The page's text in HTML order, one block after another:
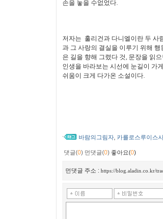
손을 놓을 수없었다.
저자는 훌리건과 다니엘이란 두 사
과 그 사랑의 결실을 이루기 위해
은 길을 향해 그렸다 것, 문장을 읽
인생을 바라보는 시선에 눈길이 가
쉬움이 크게 다가온 소설이다.
바람의그림자 카를로스루이스
댓글(0) 먼댓글(0) 좋아요(0)
먼댓글 주소 : https://blog.aladin.co.kr/